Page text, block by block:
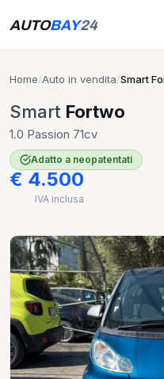
AUTOBAY24
Home/Auto in vendita/Smart
Smart Fortwo
1.0 Passion 71cv
Adatto a neopatentati
€ 4.500
IVA inclusa